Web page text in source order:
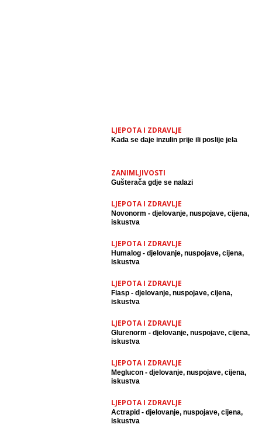
LJEPOTA I ZDRAVLJE
Kada se daje inzulin prije ili poslije jela
ZANIMLJIVOSTI
Gušterača gdje se nalazi
LJEPOTA I ZDRAVLJE
Novonorm - djelovanje, nuspojave, cijena,
iskustva
LJEPOTA I ZDRAVLJE
Humalog - djelovanje, nuspojave, cijena,
iskustva
LJEPOTA I ZDRAVLJE
Fiasp - djelovanje, nuspojave, cijena,
iskustva
LJEPOTA I ZDRAVLJE
Glurenorm - djelovanje, nuspojave, cijena,
iskustva
LJEPOTA I ZDRAVLJE
Meglucon - djelovanje, nuspojave, cijena,
iskustva
LJEPOTA I ZDRAVLJE
Actrapid - djelovanje, nuspojave, cijena,
iskustva